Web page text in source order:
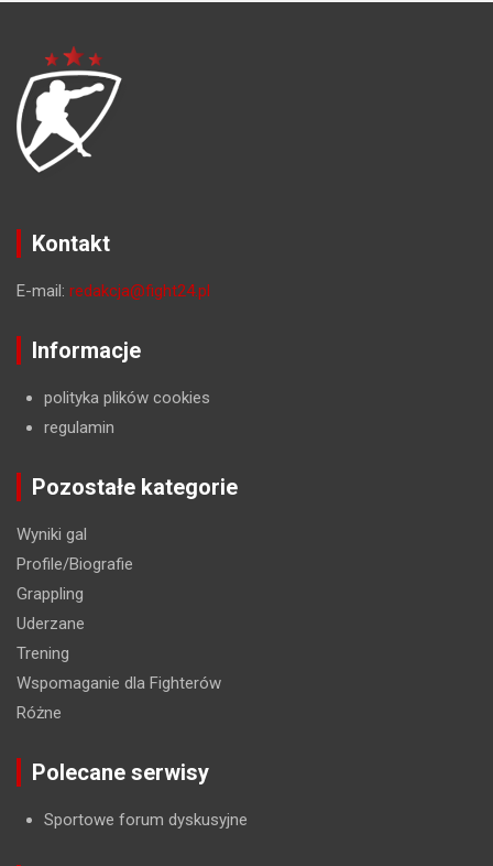
Kontakt
E-mail: redakcja@fight24.pl
Informacje
polityka plików cookies
regulamin
Pozostałe kategorie
Wyniki gal
Profile/Biografie
Grappling
Uderzane
Trening
Wspomaganie dla Fighterów
Różne
Polecane serwisy
Sportowe forum dyskusyjne